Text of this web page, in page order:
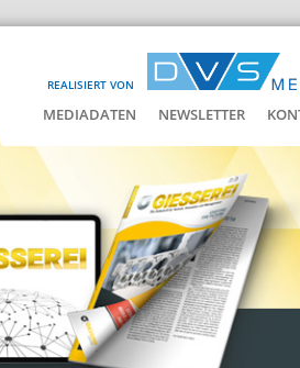
REALISIERT VON
MEDIADATEN NEWSLETTER